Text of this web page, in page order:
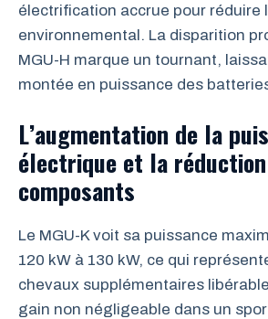
électrification accrue pour réduire
environnemental. La disparition
MGU-H marque un tournant,
montée en puissance des
L’augmentation de la
électrique et la
composants
Le MGU-K voit sa puissance
120 kW à 130 kW, ce qui
chevaux supplémentaires
gain non négligeable dans un